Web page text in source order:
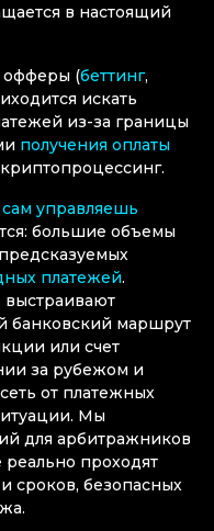
в настоящий
офферы (беттинг,
искать
из-за границы
получения оплаты
сам управляешь
большие объемы
платежей.
банковский маршрут
или счет
за рубежом и
от платежных
Мы
для арбитражников
проходят
сроков, безопасных